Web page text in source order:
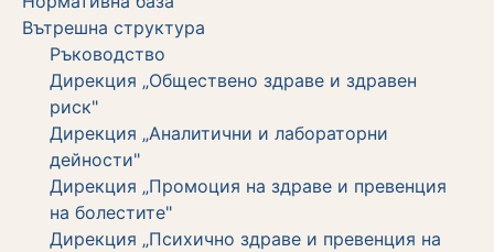
Вътрешна структура
Ръководство
Дирекция „Обществено здраве и здравен
риск"
Дирекция „Аналитични и лабораторни
дейности"
Дирекция „Промоция на здраве и превенция
на болестите"
Дирекция „Психично здраве и превенция на